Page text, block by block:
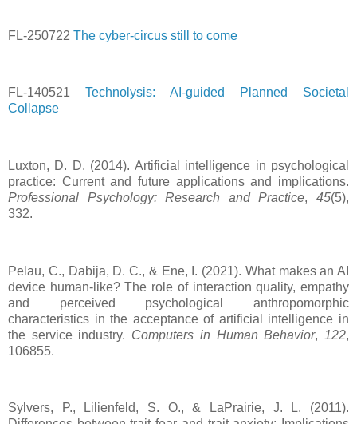
FL-250722 The cyber-circus still to come
FL-140521 Technolysis: AI-guided Planned Societal
Collapse
Luxton, D. D. (2014). Artificial intelligence in psychological
practice: Current and future applications and implications.
Professional Psychology: Research and Practice,45(5),
332.
Pelau, C., Dabija, D. C., & Ene, I. (2021). What makes an AI
device human-like? The role of interaction quality, empathy
and perceived psychological anthropomorphic
characteristics in the acceptance of artificial intelligence in
the service industry. Computers in Human Behavior, 122,
106855.
Sylvers, P., Lilienfeld, S. O., & LaPrairie, J. L. (2011).